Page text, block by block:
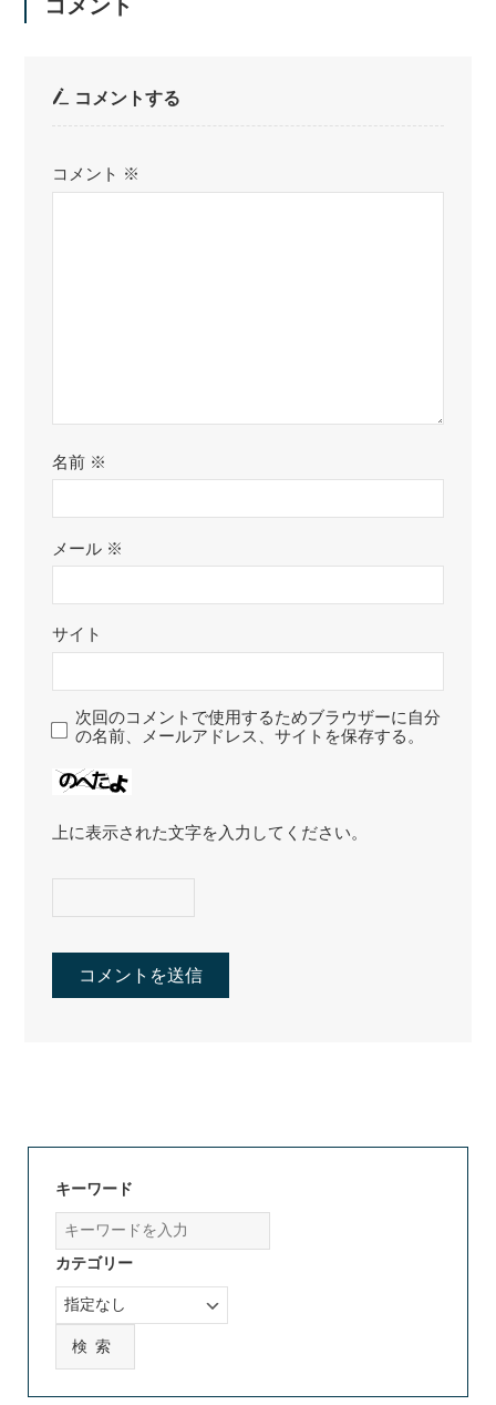
コメント
コメントする
コメント ※
名前 ※
メール ※
サイト
次回のコメントで使用するためブラウザーに自分
の名前、メールアドレス、サイトを保存する。
上に表示された文字を入力してください。
キーワード
カテゴリー
検索